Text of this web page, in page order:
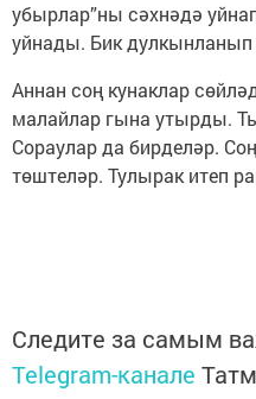
убырлар”ны сәхнәдә
уйнады. Бик
Аннан соң кунаклар
малайлар гына утырды.
Сораулар да бирделәр.
төштеләр. Тулырак итеп
Следите за самым
Telegram-канале